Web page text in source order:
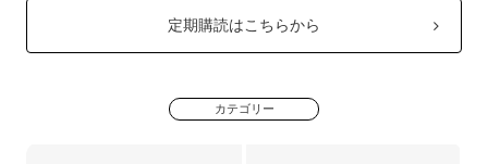
定期購読はこちらから
カテゴリー